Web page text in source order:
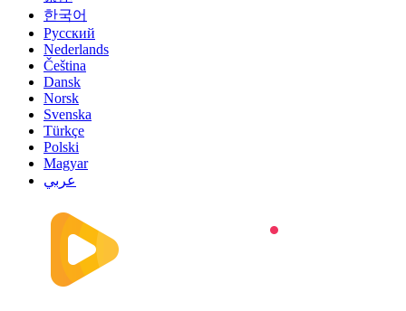
한국어
Русский
Nederlands
Čeština
Dansk
Norsk
Svenska
Türkçe
Polski
Magyar
عربي